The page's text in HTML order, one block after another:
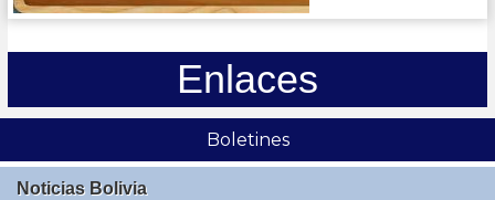
Enlaces
Boletines
Noticias Bolivia